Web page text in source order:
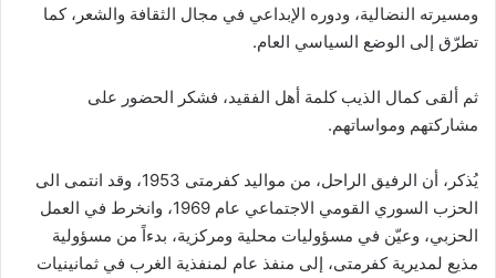
ومسيرته النضالية، ودوره الإبداعي في مجال الثقافة والشعر، كما
تطرّق إلى الوضع السياسي العام.
ثم ألقى كمال الذيب كلمة أهل الفقيد، فشكر الحضور على
مشاركتهم ومواساتهم.
يُذكر، أن الرفيق الراحل، من مواليد كفرمتى 1953، وقد انتمى الى
الحزب السوري القومي الاجتماعي عام 1969، وانخرط في العمل
الحزبي، وعيّن في مسؤوليات محلية ومركزية، بدءاً من مسؤولية
مذيع لمديرية كفرمتى، إلى منفذ عام لمنفذية الغرب في ثمانينيات